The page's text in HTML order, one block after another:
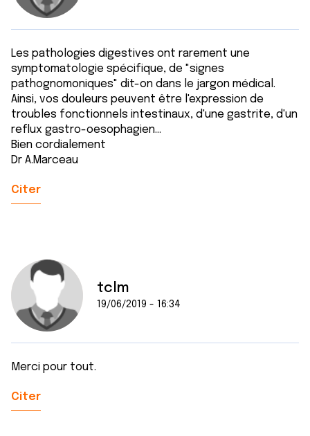
Les pathologies digestives ont rarement une
symptomatologie spécifique, de "signes
pathognomoniques" dit-on dans le jargon médical.
Ainsi, vos douleurs peuvent être l'expression de
troubles fonctionnels intestinaux, d'une gastrite, d'un
reflux gastro-oesophagien...
Bien cordialement
Dr A.Marceau
Citer
tclm
19/06/2019 - 16:34
Merci pour tout.
Citer